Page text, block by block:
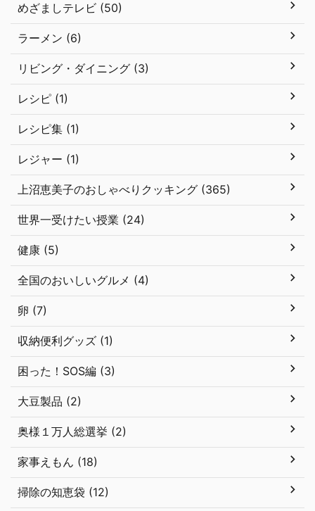
めざましテレビ (50)
ラーメン (6)
リビング・ダイニング (3)
レシピ (1)
レシピ集 (1)
レジャー (1)
上沼恵美子のおしゃべりクッキング (365)
世界一受けたい授業 (24)
健康 (5)
全国のおいしいグルメ (4)
卵 (7)
収納便利グッズ (1)
困った！SOS編 (3)
大豆製品 (2)
奥様１万人総選挙 (2)
家事えもん (18)
掃除の知恵袋 (12)